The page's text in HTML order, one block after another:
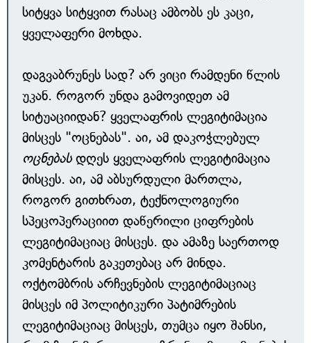
სიტყვა სიტყვით რასაც ამბობს ეს კაცი,
ყველაფერი მოხდა.
დაგვაბრუნეს სად? არ ვიცი რამდენი წლის
უკან. როგორ უნდა გამოვიდეთ ამ
სიტუაციიდან? ყველაფრის ლეგიტიმაცია
მისცეს "ოცნებას". აი, ამ დაკოჭლებულ
ოცნებასდღეს ყველაფრის ლეგიტიმაცია
მისცეს. აი, ამ აბსურდული მართლა,
როგორ გითხრათ, ტექნოლოგიური
სპეცოპერაციით დაწერილი ციფრების
ლეგიტიმაციაც მისცეს. და ამაზე საერთოდ
კომენტარის გაკეთებაც არ მინდა.
ოქტომბრის არჩევნების ლეგიტიმაციაც
მისცეს იმ პოლიტიკური პატიმრების
ლეგიტიმაციაც მისცეს, თუმცა იყო შანსი,